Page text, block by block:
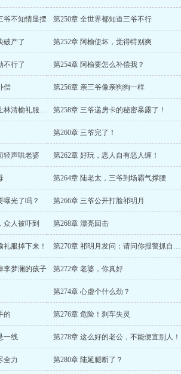
爷不知情显摆 第250章 全世界都知道三爷不行
破产了 第252章 阿榆使坏，觉得特别爽
不行了 第254章 阿榆要怎么补偿我？
偿 第256章 亲三爷像亲狗狗一样
第257章 危！祁明月设计让林清榆礼服曝光 第258章 三爷递房卡的秘密暴露了！
第260章 三爷完了！
轻声哄老婆 第262章 好玩，恶人自有恶人缠！
第264章 陆老太，三爷到场霸气撑腰
曝光了吗？ 第266章 三爷公开打脸祁明月
众人被吓到 第268章 漂亮回击
服掉下来！ 第270章 祁明月发问：请问你报警抓自己的亲妈……
李梦澜的孩子 第272章 老婆，你真好
第274章 心虚个什么劲？
的 第276章 危险！刹车失灵
一线 第278章 这么好的老公，不能便宜别人！
全力 第280章 陆延腿断了？